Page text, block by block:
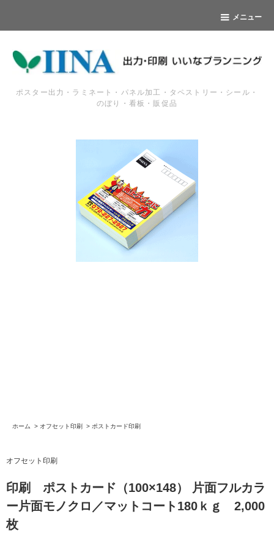
メニュー
ポスター出力・ラミネート・パネル加工・タペストリー・シール・
のぼり・看板・販促品
ホーム > オフセット印刷 > ポストカード印刷
オフセット印刷
印刷 ポストカード（100×148） 片面フルカラ
ー片面モノクロ／マットコート180ｋｇ 2,000
枚